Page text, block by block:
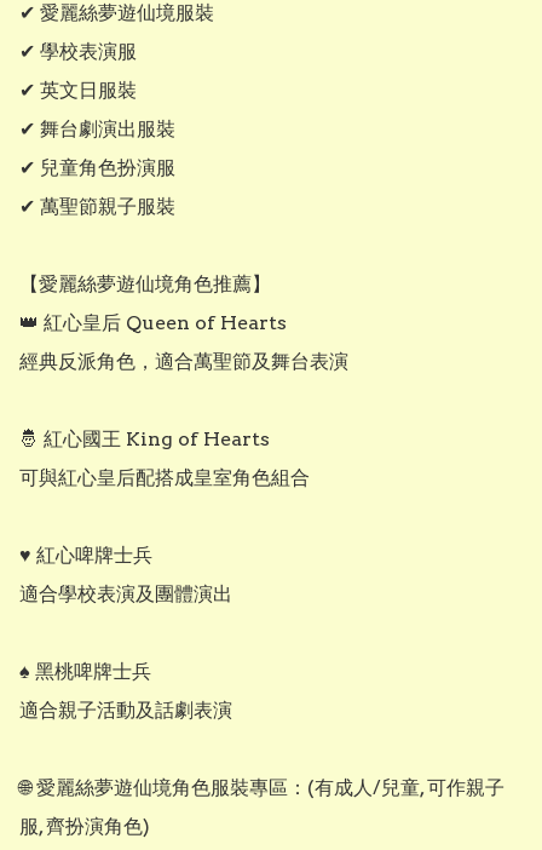
✔ 愛麗絲夢遊仙境服裝
✔ 學校表演服
✔ 英文日服裝
✔ 舞台劇演出服裝
✔ 兒童角色扮演服
✔ 萬聖節親子服裝
【愛麗絲夢遊仙境角色推薦】
👑 紅心皇后 Queen of Hearts
經典反派角色，適合萬聖節及舞台表演
🤴 紅心國王 King of Hearts
可與紅心皇后配搭成皇室角色組合
♥️ 紅心啤牌士兵
適合學校表演及團體演出
♠️ 黑桃啤牌士兵
適合親子活動及話劇表演
🌐 愛麗絲夢遊仙境角色服裝專區：(有成人/兒童, 可作親子
服, 齊扮演角色)